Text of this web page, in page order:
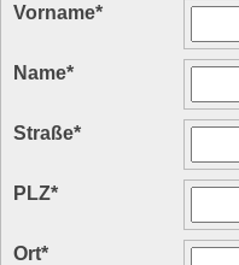
Vorname*
Name*
Straße*
PLZ*
Ort*